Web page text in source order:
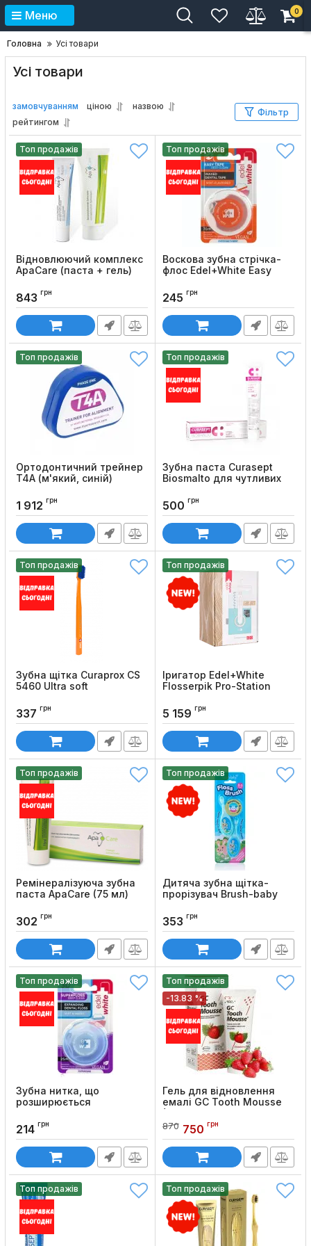
Меню 0
Головна Усі товари
Усі товари
замовчуванням ціною
назвою
рейтингом
Фільтр
Топ продажів
Відновлюючий комплекс
ApaCare (паста + гель)
843 грн
Топ продажів
Воскова зубна стрічка-
флос Edel+White Easy
Код товару:
245 грн
Топ продажів
Ортодонтичний трейнер
T4А (м'який, синій)
1 912 грн
Топ продажів
Зубна паста Curasept
Biosmalto для чутливих
Код товару:
500 грн
Топ продажів
Зубна щітка Curaprox CS
5460 Ultra soft
337 грн
Топ продажів
Іригатор Edel+White
Flosserpik Pro-Station
5 159 грн
Топ продажів
Ремінералізуюча зубна
паста ApaCare (75 мл)
302 грн
Топ продажів
Дитяча зубна щітка-
прорізувач Brush-baby
років), 2 шт
Код товару: 1285
353 грн
Топ продажів
Зубна нитка, що
розширюється
м
Код товару: 116
214 грн
Топ продажів
-13.83 %
Гель для відновлення
емалі GC Tooth Mousse
(35 мл)
Код товару: 55
870 750 грн
Топ продажів Топ продажів